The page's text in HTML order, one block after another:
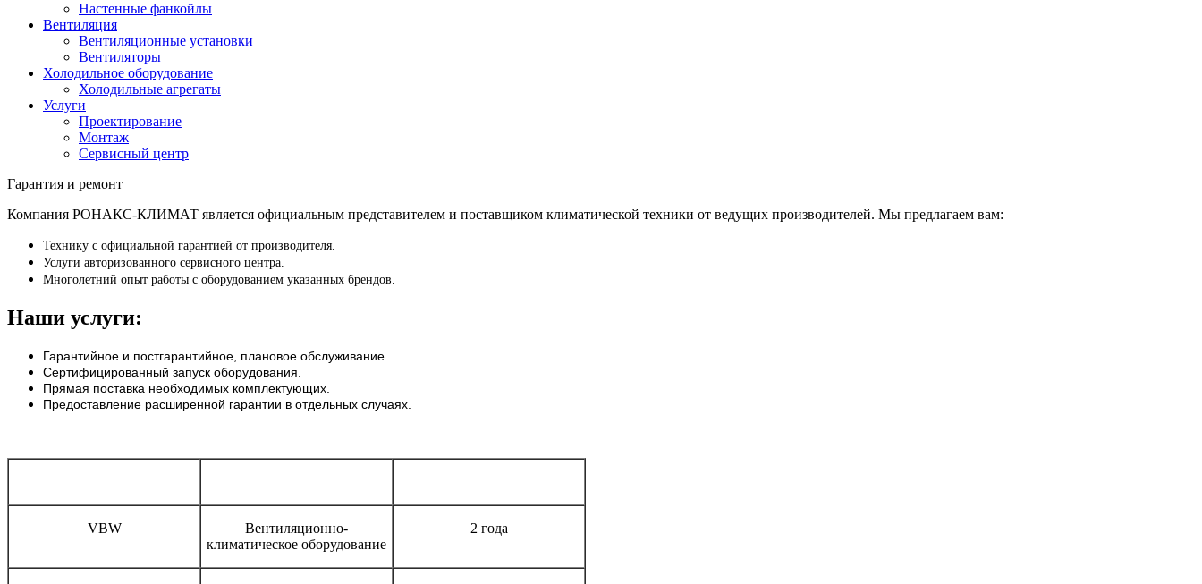
Настенные фанкойлы
Вентиляция
Вентиляционные установки
Вентиляторы
Холодильное оборудование
Холодильные агрегаты
Услуги
Проектирование
Монтаж
Сервисный центр
Гарантия и ремонт
Компания РОНАКС-КЛИМАТ является официальным представителем и поставщиком климатической техники от ведущих производителей. Мы предлагаем вам:
Технику с официальной гарантией от производителя.
Услуги авторизованного сервисного центра.
Многолетний опыт работы с оборудованием указанных брендов.
Наши услуги:
Гарантийное и постгарантийное, плановое обслуживание.
Сертифицированный запуск оборудования.
Прямая поставка необходимых комплектующих.
Предоставление расширенной гарантии в отдельных случаях.
VBW
Вентиляционно-
климатическое оборудование
2 года